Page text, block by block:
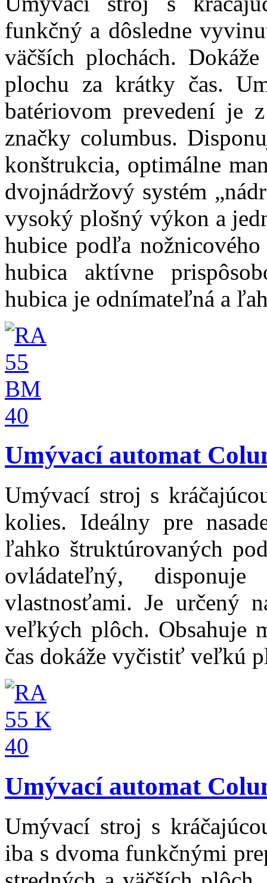
funkčný a dôsledne
väčších plochách.
plochu za krátky čas.
batériovom prevedení je
značky columbus.
konštrukcia, optimálne
dvojnádržový systém
vysoký plošný výkon a
hubice podľa
hubica aktívne
hubica je odnímateľná a
Umývací automat
Umývací stroj s
kolies. Ideálny pre
ľahko štruktúrovaných
ovládateľný,
vlastnosťami. Je určený
veľkých plôch. Obsahuje
čas dokáže vyčistiť veľkú
Umývací automat
Umývací stroj s
iba s dvoma funkčnými